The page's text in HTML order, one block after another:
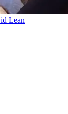
Lean